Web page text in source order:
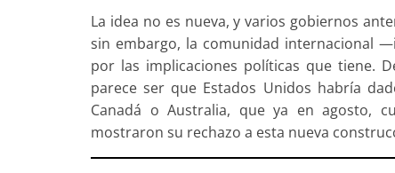
La idea no es nueva, y varios gobiernos
sin embargo, la comunidad internacional
por las implicaciones políticas que tiene.
parece ser que Estados Unidos habría
Canadá o Australia, que ya en agosto,
mostraron su rechazo a esta nueva